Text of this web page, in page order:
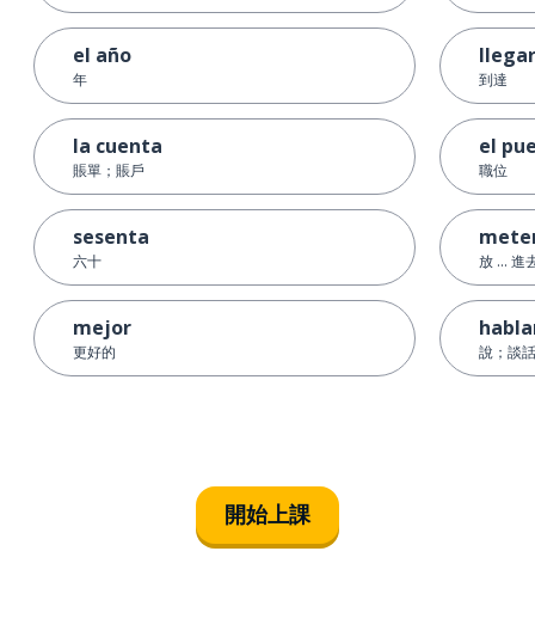
el año
年
la cuenta
賬單；賬戶
sesenta
六十
mejor
更好的
llegar
到達
el
職位
放 ... 進
說；談
開始上課